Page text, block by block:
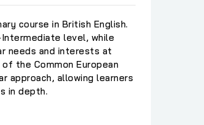
course in British English.
level, while
needs and interests at
the Common European
approach, allowing learners
in depth.